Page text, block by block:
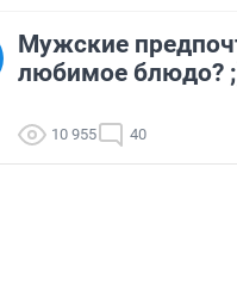
Мужские
любимое блюдо?
10 955 40